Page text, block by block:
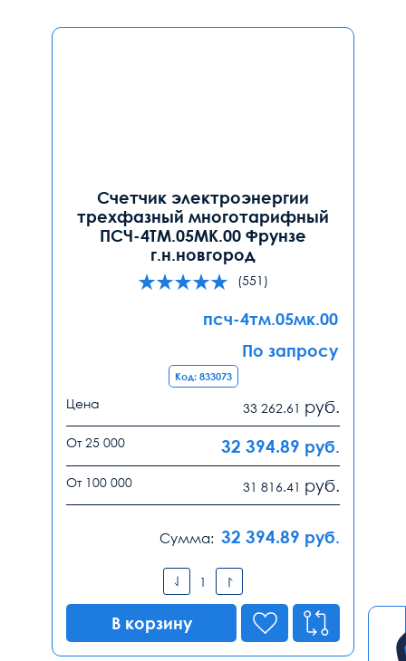
Счетчик электроэнергии
трехфазный многотарифный
ПСЧ-4ТМ.05МК.00 Фрунзе
г.н.новгород
(551)
псч-4тм.05мк.00
По запросу
Код: 833073
Цена 33 262.61 руб.
От 25 000 32 394.89 руб.
От 100 000 31 816.41 руб.
Сумма: 32 394.89 руб.
В корзину